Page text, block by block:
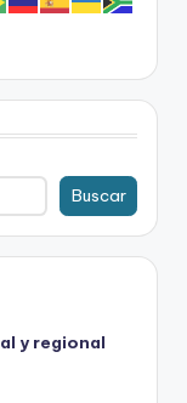
Buscar
y regional